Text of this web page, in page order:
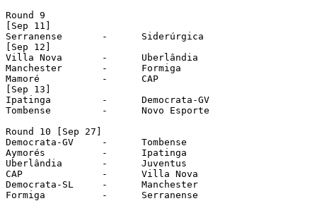
Round 9
[Sep 11]
Serranense	 -	Siderúrgica
[Sep 12]
Villa Nova	 -	Uberlândia
Manchester	 -	Formiga
Mamoré		 -	CAP
[Sep 13]
Ipatinga	 -	Democrata-GV
Tombense	 -	Novo Esporte
Round 10 [Sep 27]
Democrata-GV	 -	Tombense
Aymorés		 -	Ipatinga
Uberlândia	 -	Juventus
CAP		 -	Villa Nova
Democrata-SL	 -	Manchester
Formiga		 -	Serranense